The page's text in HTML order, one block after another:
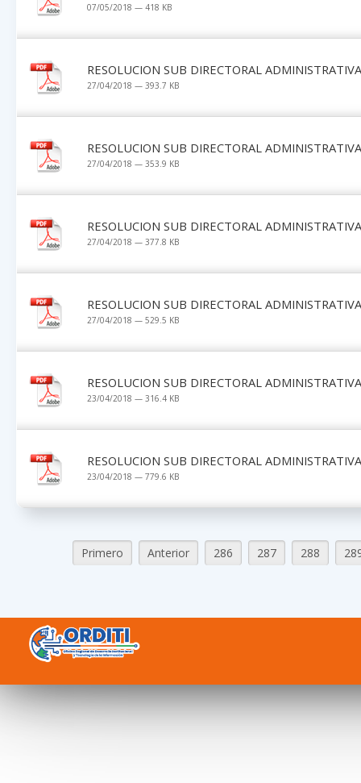
07/05/2018 — 418 KB
RESOLUCION SUB DIRECTORAL
27/04/2018 — 393.7 KB
RESOLUCION SUB DIRECTORAL
27/04/2018 — 353.9 KB
RESOLUCION SUB DIRECTORAL
27/04/2018 — 377.8 KB
RESOLUCION SUB DIRECTORAL
27/04/2018 — 529.5 KB
RESOLUCION SUB DIRECTORAL
23/04/2018 — 316.4 KB
RESOLUCION SUB DIRECTORAL
23/04/2018 — 779.6 KB
Primero Anterior 286 287 288